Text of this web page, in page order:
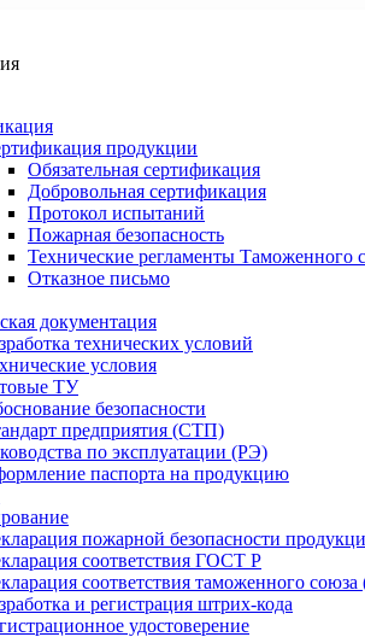
продукции
Обязательная сертификация
Добровольная сертификация
Протокол испытаний
Пожарная безопасность
Технические регламенты Таможенного
Отказное письмо
документация
технических условий
условия
ТУ
безопасности
предприятия (СТП)
по эксплуатации (РЭ)
паспорта на продукцию
пожарной безопасности
соответствия ГОСТ Р
соответствия таможенного
и регистрация штрих-кода
удостоверение